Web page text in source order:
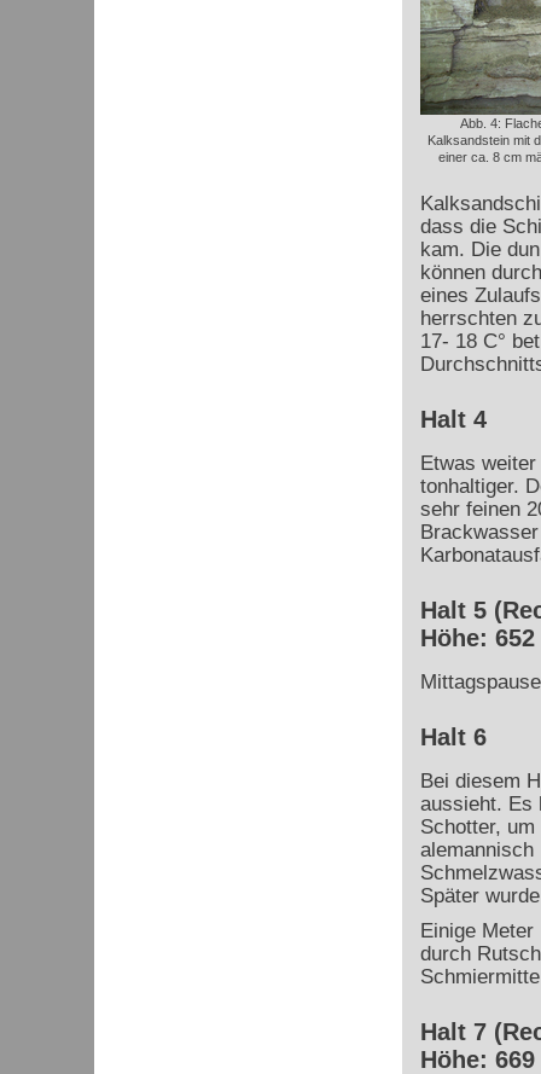
Abb. 4:
Kalksandstein mit
einer ca. 8 cm
dass die
kam. Die
können
eines
herrschten
17- 18 C°
Halt 4
Etwas
tonhaltiger.
sehr feinen
Halt 5
Höhe:
Halt 6
Bei diesem
aussieht. Es
Schotter,
alemannisch
Später
Einige
durch
Halt 7
Höhe: